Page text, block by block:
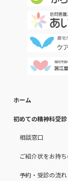
ホーム
初めての精神科受
相談窓口
ご紹介状をお持
予約・受診の流れ